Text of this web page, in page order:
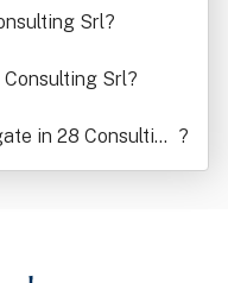
Srl?
Srl?
in 28 Consulting ?